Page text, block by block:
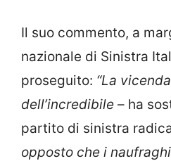
Il suo commento, a
nazionale di Sinistra
proseguito: “La
dell’incredibile – ha
partito di sinistra
opposto che i